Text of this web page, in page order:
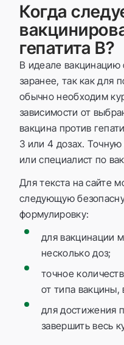
Когда
гепатита B?
В идеале вакцинацию
заранее, так как для
обычно необходим
зависимости от
вакцина против
3 или 4 дозах.
или специалист по
Для текста на сайте
следующую
формулировку:
для вакцинации
несколько доз;
точное
от типа вакцины,
для достижения
завершить весь